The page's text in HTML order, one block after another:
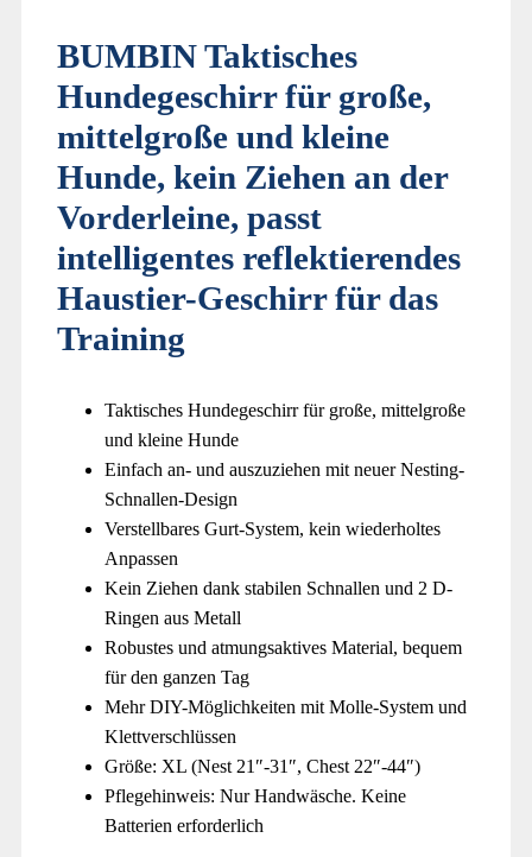
BUMBIN Taktisches
Hundegeschirr für große,
mittelgroße und kleine
Hunde, kein Ziehen an der
Vorderleine, passt
intelligentes reflektierendes
Haustier-Geschirr für das
Training
Taktisches Hundegeschirr für große, mittelgroße
und kleine Hunde
Einfach an- und auszuziehen mit neuer Nesting-
Schnallen-Design
Verstellbares Gurt-System, kein wiederholtes
Anpassen
Kein Ziehen dank stabilen Schnallen und 2 D-
Ringen aus Metall
Robustes und atmungsaktives Material, bequem
für den ganzen Tag
Mehr DIY-Möglichkeiten mit Molle-System und
Klettverschlüssen
Größe: XL (Nest 21″-31″, Chest 22″-44″)
Pflegehinweis: Nur Handwäsche. Keine
Batterien erforderlich